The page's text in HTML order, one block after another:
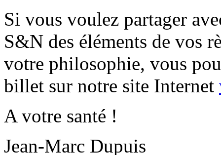
Si vous voulez partager
S&N des éléments de vos
votre philosophie, vous
billet sur notre site Internet
A votre santé !
Jean-Marc Dupuis